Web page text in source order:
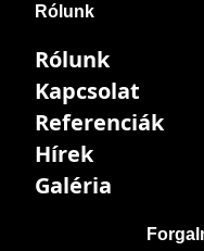
Rólunk
Rólunk
Kapcsolat
Referenciák
Hírek
Galéria